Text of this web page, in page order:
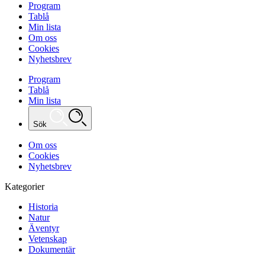
Program
Tablå
Min lista
Om oss
Cookies
Nyhetsbrev
Program
Tablå
Min lista
Sök
Om oss
Cookies
Nyhetsbrev
Kategorier
Historia
Natur
Äventyr
Vetenskap
Dokumentär